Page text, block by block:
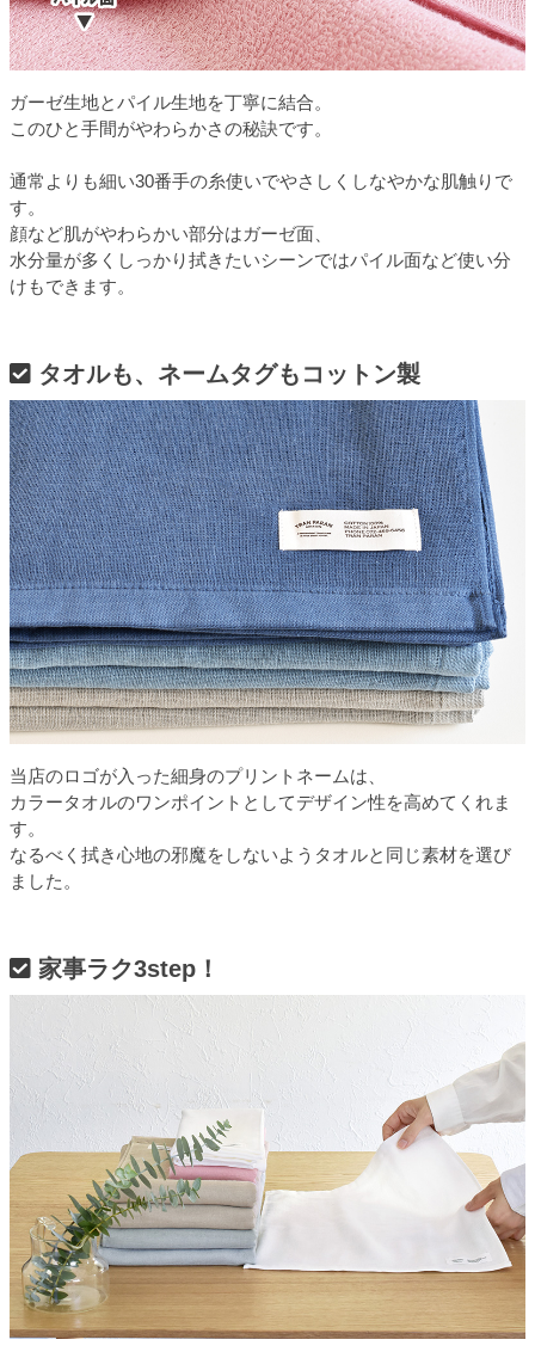
ガーゼ生地とパイル生地を丁寧に結合。
このひと手間がやわらかさの秘訣です。
通常よりも細い30番手の糸使いでやさしくしなやかな肌触りで
す。
顔など肌がやわらかい部分はガーゼ面、
水分量が多くしっかり拭きたいシーンではパイル面など使い分
けもできます。
タオルも、ネームタグもコットン製
当店のロゴが入った細身のプリントネームは、
カラータオルのワンポイントとしてデザイン性を高めてくれま
す。
なるべく拭き心地の邪魔をしないようタオルと同じ素材を選び
ました。
家事ラク3step！